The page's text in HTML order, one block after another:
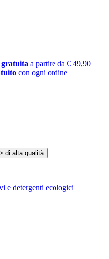
gratuita a partire da € 49,90
con ogni ordine
e detergenti ecologici